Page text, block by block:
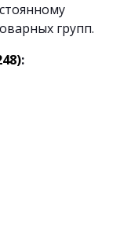
групп.
):